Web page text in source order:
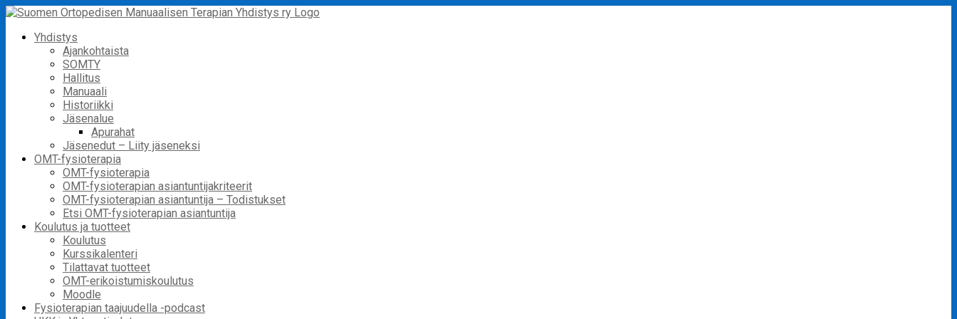
Skip
contentYhdistys
Ajankohtaista
SOMTY
Hallitus
Manuaali
Historiikki
Jäsenalue
Apurahat
Jäsenedut – Liity jäseneksi
OMT-fysioterapia
OMT-fysioterapia
OMT-fysioterapian asiantuntijakriteerit
OMT-fysioterapian asiantuntija – Todistukset
Etsi OMT-fysioterapian asiantuntija
Koulutus ja tuotteet
Koulutus
Kurssikalenteri
Tilattavat tuotteet
OMT-erikoistumiskoulutus
Moodle
Fysioterapian taajuudella -podcast